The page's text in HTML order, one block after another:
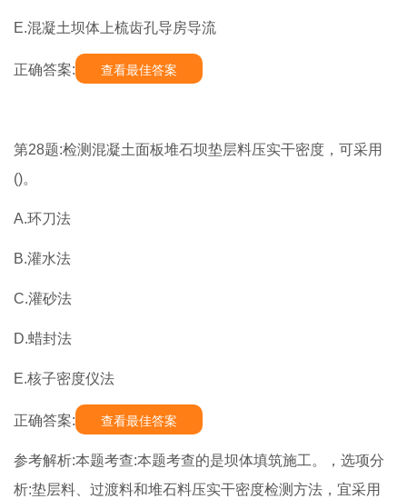
E.混凝土坝体上梳齿孔导房导流
正确答案: 查看最佳答案
第28题:检测混凝土面板堆石坝垫层料压实干密度，可采用
()。
A.环刀法
B.灌水法
C.灌砂法
D.蜡封法
E.核子密度仪法
正确答案: 查看最佳答案
参考解析:本题考查:本题考查的是坝体填筑施工。，选项分
析:垫层料、过渡料和堆石料压实干密度检测方法，宜采用